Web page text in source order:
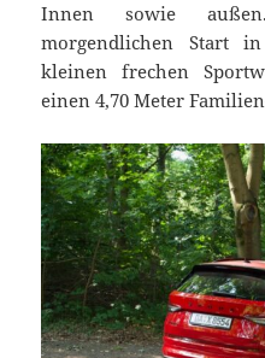
Innen sowie
morgendlichen Start
kleinen frechen
einen 4,70 Meter